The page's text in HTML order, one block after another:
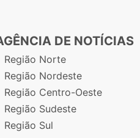
DE NOTÍCIAS
Região Norte
Região Nordeste
Região Centro-Oeste
Região Sudeste
Região Sul